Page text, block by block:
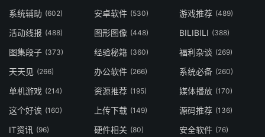
系统辅助 (602) 安卓软件 (530) 游戏推荐 (489)
活动线报 (488) 图形图像 (448) BILIBILI (388)
图集段子 (373) 经验秘籍 (360) 福利杂谈 (269)
天天见 (266) 办公软件 (266) 系统必备 (260)
单机游戏 (214) 资源推荐 (195) 媒体播放 (170)
这个好诶 (160) 上传下载 (149) 源码推荐 (136)
IT资讯 (96) 硬件相关 (80) 安全软件 (76)